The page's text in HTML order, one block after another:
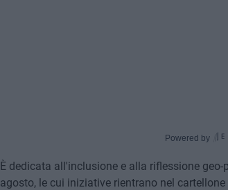
Powered by
È dedicata all'inclusione e alla riflessione
agosto, le cui iniziative rientrano nel cartellone